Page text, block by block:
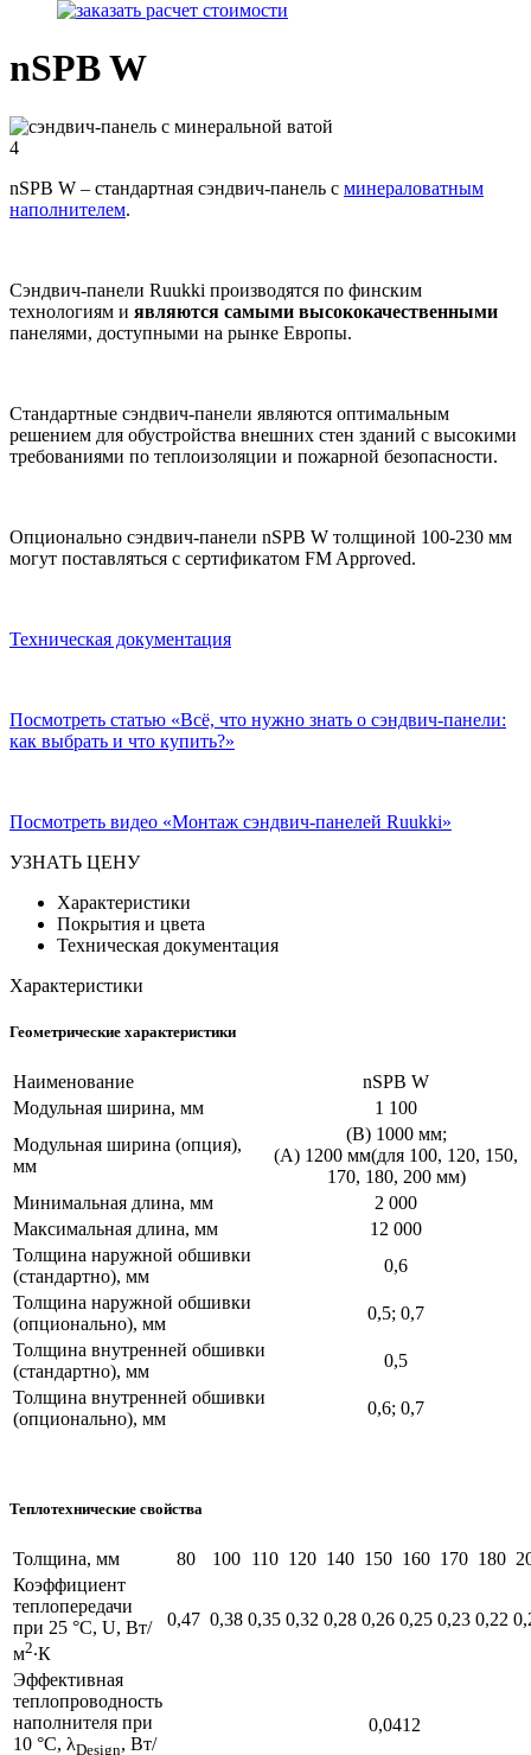
nSPB W
4
nSPB W – стандартная сэндвич-панель с минераловатным
наполнителем.
Сэндвич-панели Ruukki производятся по финским
технологиям и являются самыми высококачественными
панелями, доступными на рынке Европы.
Стандартные сэндвич-панели являются оптимальным
решением для обустройства внешних стен зданий с высокими
требованиями по теплоизоляции и пожарной безопасности.
Опционально сэндвич-панели nSPB W толщиной 100-230 мм
могут поставляться с сертификатом FM Approved.
Техническая документация
Посмотреть статью «Всё, что нужно знать о сэндвич-панели:
как выбрать и что купить?»
Посмотреть видео «Монтаж сэндвич-панелей Ruukki»
УЗНАТЬ ЦЕНУ
Характеристики
Покрытия и цвета
Техническая документация
Характеристики
Геометрические характеристики
Наименование
nSPB W
Модульная ширина, мм
1 100
Модульная ширина (опция),
мм
(B) 1000 мм;
(A) 1200 мм(для 100, 120, 150,
170, 180, 200 мм)
Минимальная длина, мм
2 000
Максимальная длина, мм
12 000
Толщина наружной обшивки
(стандартно), мм
0,6
Толщина наружной обшивки
(опционально), мм
0,5; 0,7
Толщина внутренней обшивки
(стандартно), мм
0,5
Толщина внутренней обшивки
(опционально), мм
0,6; 0,7
Теплотехнические свойства
Толщина, мм 80 100 110 120 140 150 160 170 180
Коэффициент
теплопередачи
при 25 °С, U, Вт/
м2∙К
0,47 0,38 0,35 0,32 0,28 0,26 0,25 0,23 0,22
Эффективная
теплопроводность
наполнителя при
10 °С, λDesign, Вт/
0,0412